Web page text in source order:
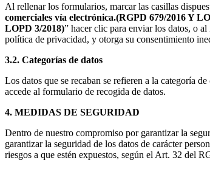
Al rellenar los formularios, marcar las casillas
comerciales vía electrónica.(RGPD 679/2016 Y
LOPD 3/2018)” hacer clic para enviar los datos, o
política de privacidad, y otorga su consentimiento
3.2. Categorías de datos
Los datos que se recaban se refieren a la categoría
accede al formulario de recogida de datos.
4. MEDIDAS DE SEGURIDAD
Dentro de nuestro compromiso por garantizar la
garantizar la seguridad de los datos de carácter
riesgos a que estén expuestos, según el Art. 32 del